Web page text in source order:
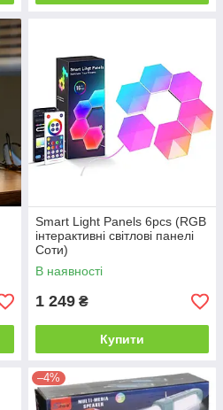
Smart Light Panels 6pcs (RGB
інтерактивні світлові панелі
Соти)
В наявності
1 249 ₴
Купити
–4%